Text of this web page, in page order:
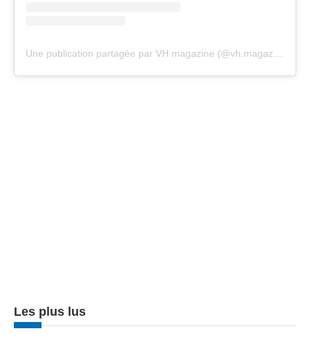
Les plus lus